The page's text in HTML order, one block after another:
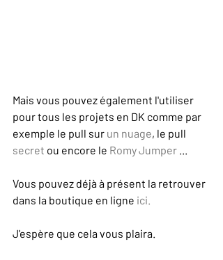
Mais vous pouvez également l'utiliser
pour tous les projets en DK comme par
exemple le pull sur un nuage, le pull
secret ou encore le Romy Jumper ...
Vous pouvez déjà à présent la retrouver
dans la boutique en ligne ici.
J'espère que cela vous plaira.